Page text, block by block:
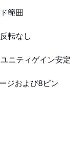
範囲
転なし
ニティゲイン安定
ジおよび8ピン